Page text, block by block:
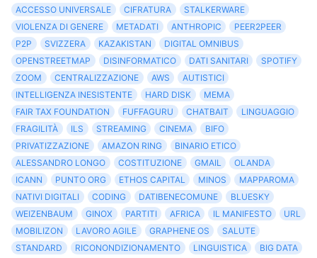
ACCESSO UNIVERSALE
CIFRATURA
STALKERWARE
VIOLENZA DI GENERE
METADATI ANTHROPIC
PEER2PEER
P2P
SVIZZERA KAZAKISTAN
DIGITAL OMNIBUS
OPENSTREETMAP
DISINFORMATICO DATI SANITARI
SPOTIFY
ZOOM
CENTRALIZZAZIONE AWS
AUTISTICI
INTELLIGENZA INESISTENTE
HARD DISK
MEMA
FAIR TAX FOUNDATION
FUFFAGURU CHATBAIT
LINGUAGGIO
FRAGILITÀ
ILS STREAMING CINEMA
BIFO
PRIVATIZZAZIONE
AMAZON RING
BINARIO ETICO
ALESSANDRO LONGO
COSTITUZIONE GMAIL
OLANDA
ICANN
PUNTO ORG ETHOS CAPITAL MINOS
MAPPAROMA
NATIVI DIGITALI
CODING DATIBENECOMUNE
BLUESKY
WEIZENBAUM
GINOX PARTITI AFRICA IL MANIFESTO
URL
MOBILIZON
LAVORO AGILE GRAPHENE OS
SALUTE
STANDARD
RICONONDIZIONAMENTO LINGUISTICA
BIG DATA